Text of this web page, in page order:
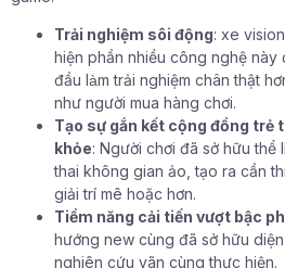
Trải nghiệm sôi động: xe
hiện phần nhiều công nghệ
đầu làm trải nghiệm chân thật
như người mua hàng chơi.
Tạo sự gắn kết cộng đồng trẻ
khỏe: Người chơi đã sở hữu
thai không gian ảo, tạo ra cần
giải trí mê hoặc hơn.
Tiềm năng cải tiến vượt bậc
hướng new cùng đã sở hữu
nghiên cứu vãn cùng thực hiện.